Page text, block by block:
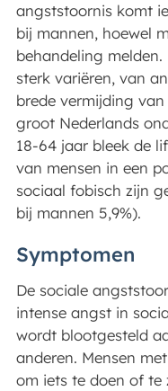
angststoornis komt
bij mannen, hoewel
behandeling
sterk variëren, van
brede vermijding
groot Nederlands
18-64 jaar bleek de
van mensen in een
sociaal fobisch zijn
bij mannen 5,9%).
Symptomen
De sociale
intense angst in
wordt blootgesteld
anderen. Mensen
om iets te doen of